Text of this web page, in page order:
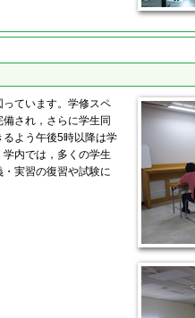
ています。学修スペ
され，さらに学生同
よう午後5時以降は学
内では，多くの学生
実習の復習や試験に